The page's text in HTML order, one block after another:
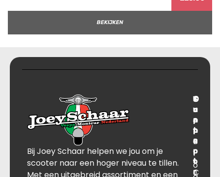
BEKIJKEN
Bij Joey Schaar helpen we jou om je
scooter naar een hoger niveau te tillen.
Met een uitgebreid assortiment en een
T
r
a
n
s
p
o
r
O
v
e
r
B
l
o
S
u
p
p
o
r
t
C
C
o
n
t
a
c
t
J